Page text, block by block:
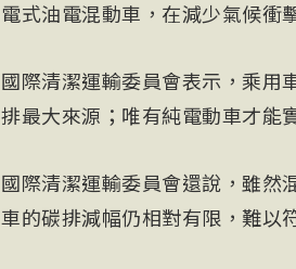
電式油電混動車，在減少氣候衝
國際清潔運輸委員會表示，乘用
排最大來源；唯有純電動車才能
國際清潔運輸委員會還說，雖然
車的碳排減幅仍相對有限，難以